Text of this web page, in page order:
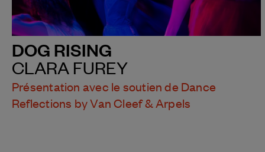
DOG RISING
CLARA FUREY
Présentation avec le soutien de Dance
Reflections by Van Cleef & Arpels